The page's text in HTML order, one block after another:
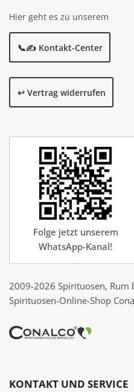
Hier geht es zu unserem
📞✍️ Kontakt-Center
↩️ Vertrag widerrufen
Folge jetzt unserem
WhatsApp-Kanal!
2009-2026 Spirituosen, Rum
Spirituosen-Online-Shop
KONTAKT UND SERVICE